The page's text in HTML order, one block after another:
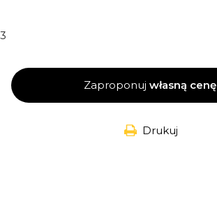
3
Zaproponuj własną cenę
Drukuj